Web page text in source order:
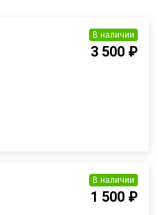
В наличии
3 500 ₽
В наличии
1 500 ₽